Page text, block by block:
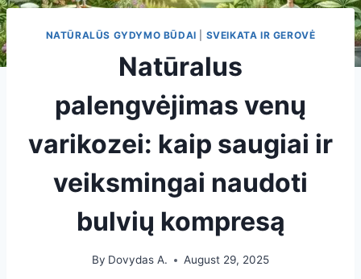
NATŪRALŪS GYDYMO BŪDAI SVEIKATA IR GEROVĖ
Natūralus
palengvėjimas venų
varikozei: kaip saugiai ir
veiksmingai naudoti
bulvių kompresą
By Dovydas A. August 29, 2025